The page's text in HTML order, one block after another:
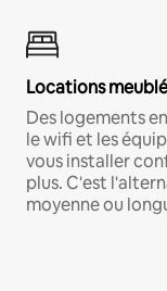
Locations
Des logements
le wifi et les
vous installer
plus. C'est
moyenne ou